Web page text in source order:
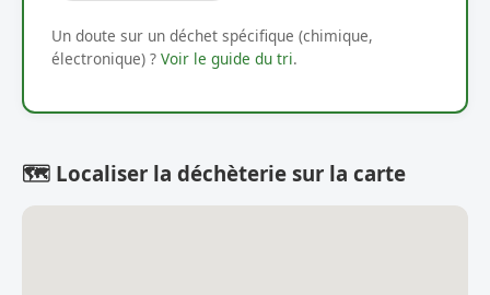
Un doute sur un déchet spécifique (chimique,
électronique) ? Voir le guide du tri.
🗺️ Localiser la déchèterie sur la carte